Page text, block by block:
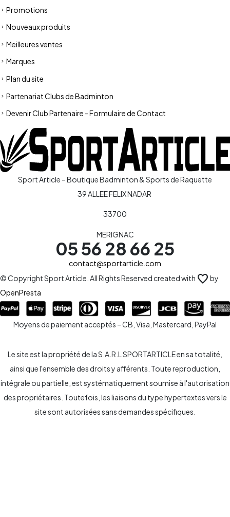
Promotions
Nouveaux produits
Meilleures ventes
Marques
Plan du site
Partenariat Clubs de Badminton
Devenir Club Partenaire - Formulaire de Contact
Sport Article – Boutique Badminton & Sports de Raquette
39 ALLEE FELIX NADAR
33700
MERIGNAC
05 56 28 66 25
contact@sportarticle.com
© Copyright Sport Article. All Rights Reserved created with favorite by
OpenPresta
Moyens de paiement acceptés – CB, Visa, Mastercard, PayPal
Le site est la propriété de la S.A.R.L SPORTARTICLE en sa totalité,
ainsi que l'ensemble des droits y afférents. Toute reproduction,
intégrale ou partielle, est systématiquement soumise à l'autorisation
des propriétaires. Toutefois, les liaisons du type hypertextes vers le
site sont autorisées sans demandes spécifiques.